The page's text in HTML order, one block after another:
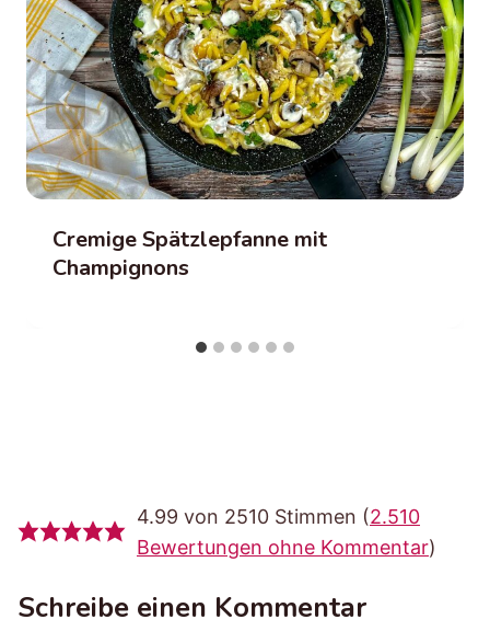
Cremige Spätzlepfanne mit
Champignons
4.99 von 2510 Stimmen (2.510
Bewertungen ohne Kommentar)
Schreibe einen Kommentar